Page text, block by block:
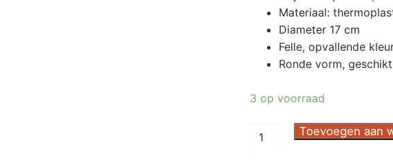
Materiaal:
Diameter 17 cm
Felle, opvallende
Ronde vorm,
3 op voorraad
Trixie
Toevoegen aan